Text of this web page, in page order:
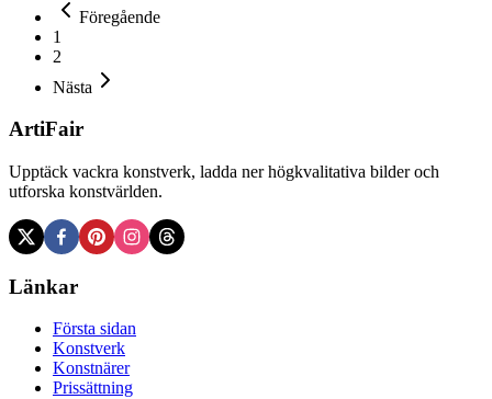
Föregående
1
2
Nästa
ArtiFair
Upptäck vackra konstverk, ladda ner högkvalitativa bilder och
utforska konstvärlden.
Länkar
Första sidan
Konstverk
Konstnärer
Prissättning